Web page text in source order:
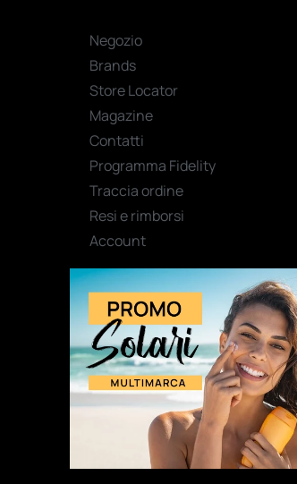
Negozio
Brands
Store Locator
Magazine
Contatti
Programma Fidelity
Traccia ordine
Resi e rimborsi
Account